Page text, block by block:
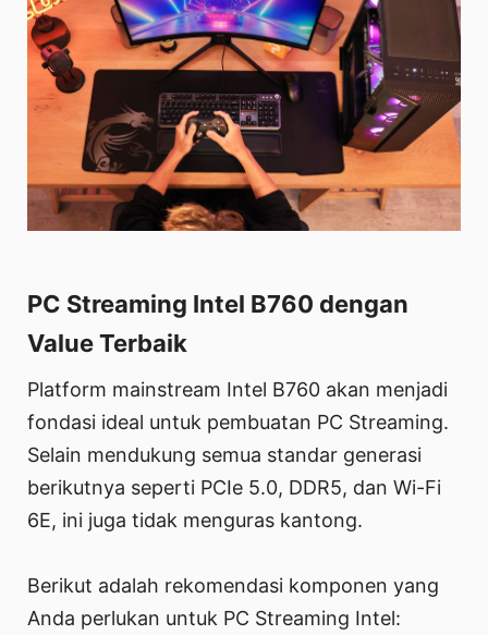
PC Streaming Intel B760 dengan
Value Terbaik
Platform mainstream Intel B760 akan menjadi
fondasi ideal untuk pembuatan PC Streaming.
Selain mendukung semua standar generasi
berikutnya seperti PCIe 5.0, DDR5, dan Wi-Fi
6E, ini juga tidak menguras kantong.
Berikut adalah rekomendasi komponen yang
Anda perlukan untuk PC Streaming Intel: